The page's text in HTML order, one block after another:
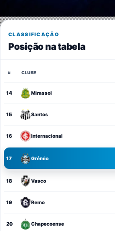
CLASSIFICAÇÃO
Posição na tabela
# CLUBE
14 Mirassol
15 Santos
16 Internacional
17 Grêmio
18 Vasco
19 Remo
20 Chapecoense